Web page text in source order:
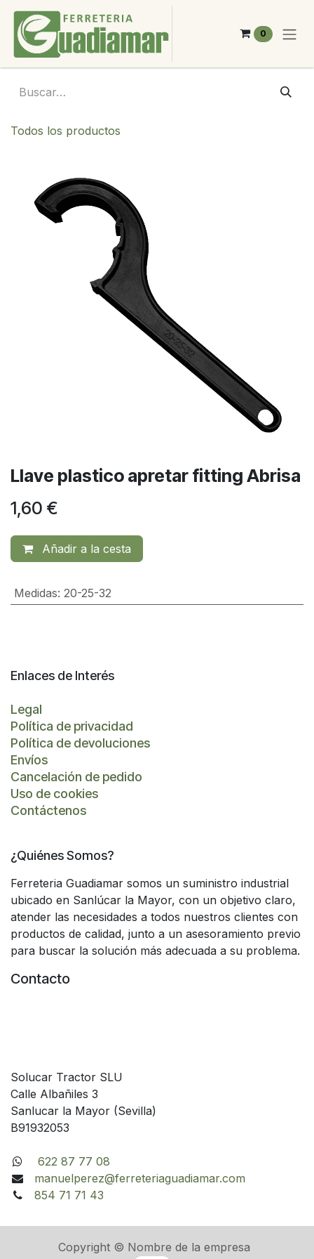
Ir al contenido
0
Todos los productos
Llave plastico apretar fitting Abrisa
1,60 €
Añadir a la cesta
Medidas: 20-25-32
Enlaces de Interés
Legal
Política de privacidad
Política de devoluciones
Envíos
Cancelación de pedido
Uso de cookies
Contáctenos
¿Quiénes Somos?
Ferreteria Guadiamar somos un suministro industrial
ubicado en Sanlúcar la Mayor, con un objetivo claro,
atender las necesidades a todos nuestros clientes con
productos de calidad, junto a un asesoramiento previo
para buscar la solución más adecuada a su problema.
Contacto
Solucar Tractor SLU
Calle Albañiles 3
Sanlucar la Mayor (Sevilla)
B91932053
622 87 77 08
manuelperez@ferreteriaguadiamar.com
854 71 71 43
Copyright © Nombre de la empresa